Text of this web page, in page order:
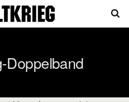
Doppelband